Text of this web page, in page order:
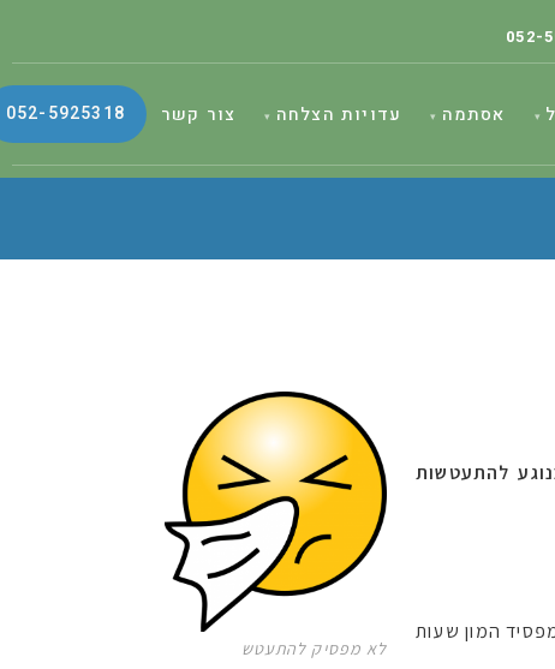
052-
אסתמה עדויות הצלחה צור קשר 052-5925318
לא מפסיק להתעטש
להתעטשות
המון שעות